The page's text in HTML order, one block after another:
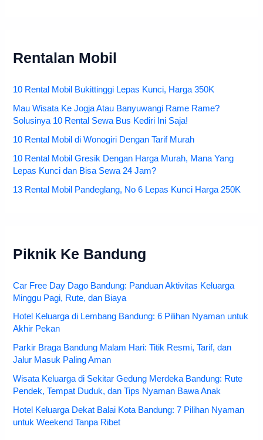
Rentalan Mobil
10 Rental Mobil Bukittinggi Lepas Kunci, Harga 350K
Mau Wisata Ke Jogja Atau Banyuwangi Rame Rame?
Solusinya 10 Rental Sewa Bus Kediri Ini Saja!
10 Rental Mobil di Wonogiri Dengan Tarif Murah
10 Rental Mobil Gresik Dengan Harga Murah, Mana Yang
Lepas Kunci dan Bisa Sewa 24 Jam?
13 Rental Mobil Pandeglang, No 6 Lepas Kunci Harga 250K
Piknik Ke Bandung
Car Free Day Dago Bandung: Panduan Aktivitas Keluarga
Minggu Pagi, Rute, dan Biaya
Hotel Keluarga di Lembang Bandung: 6 Pilihan Nyaman untuk
Akhir Pekan
Parkir Braga Bandung Malam Hari: Titik Resmi, Tarif, dan
Jalur Masuk Paling Aman
Wisata Keluarga di Sekitar Gedung Merdeka Bandung: Rute
Pendek, Tempat Duduk, dan Tips Nyaman Bawa Anak
Hotel Keluarga Dekat Balai Kota Bandung: 7 Pilihan Nyaman
untuk Weekend Tanpa Ribet